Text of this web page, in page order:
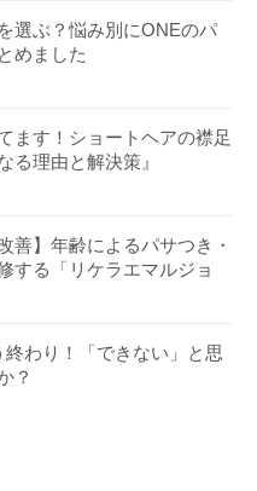
選ぶ？悩み別にONEのパ
めました
ます！ショートヘアの襟足
る理由と解決策』
善】年齢によるパサつき・
する「リケラエマルジョ
わり！「できない」と思
？